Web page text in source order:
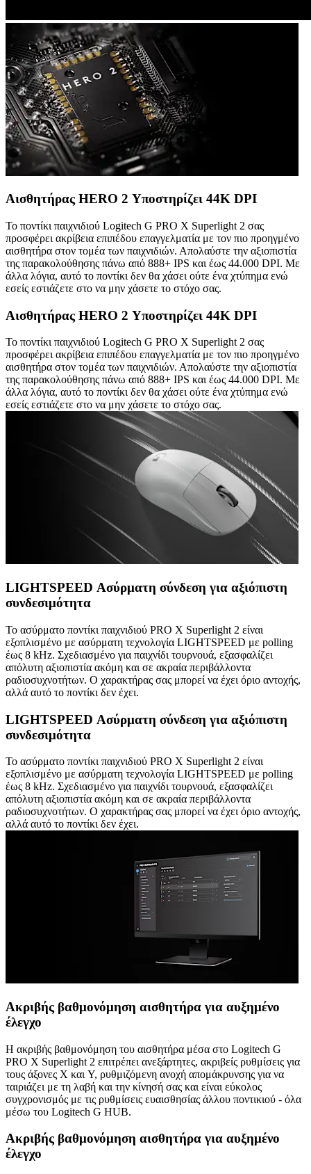
Αισθητήρας HERO 2 Υποστηρίζει 44K DPI
Το ποντίκι παιχνιδιού Logitech G PRO X Superlight 2 σας
προσφέρει ακρίβεια επιπέδου επαγγελματία με τον πιο προηγμένο
αισθητήρα στον τομέα των παιχνιδιών. Απολαύστε την αξιοπιστία
της παρακολούθησης πάνω από 888+ IPS και έως 44.000 DPI. Με
άλλα λόγια, αυτό το ποντίκι δεν θα χάσει ούτε ένα χτύπημα ενώ
εσείς εστιάζετε στο να μην χάσετε το στόχο σας.
Αισθητήρας HERO 2 Υποστηρίζει 44K DPI
Το ποντίκι παιχνιδιού Logitech G PRO X Superlight 2 σας
προσφέρει ακρίβεια επιπέδου επαγγελματία με τον πιο προηγμένο
αισθητήρα στον τομέα των παιχνιδιών. Απολαύστε την αξιοπιστία
της παρακολούθησης πάνω από 888+ IPS και έως 44.000 DPI. Με
άλλα λόγια, αυτό το ποντίκι δεν θα χάσει ούτε ένα χτύπημα ενώ
εσείς εστιάζετε στο να μην χάσετε το στόχο σας.
LIGHTSPEED Ασύρματη σύνδεση για αξιόπιστη
συνδεσιμότητα
Το ασύρματο ποντίκι παιχνιδιού PRO X Superlight 2 είναι
εξοπλισμένο με ασύρματη τεχνολογία LIGHTSPEED με polling
έως 8 kHz. Σχεδιασμένο για παιχνίδι τουρνουά, εξασφαλίζει
απόλυτη αξιοπιστία ακόμη και σε ακραία περιβάλλοντα
ραδιοσυχνοτήτων. Ο χαρακτήρας σας μπορεί να έχει όριο αντοχής,
αλλά αυτό το ποντίκι δεν έχει.
LIGHTSPEED Ασύρματη σύνδεση για αξιόπιστη
συνδεσιμότητα
Το ασύρματο ποντίκι παιχνιδιού PRO X Superlight 2 είναι
εξοπλισμένο με ασύρματη τεχνολογία LIGHTSPEED με polling
έως 8 kHz. Σχεδιασμένο για παιχνίδι τουρνουά, εξασφαλίζει
απόλυτη αξιοπιστία ακόμη και σε ακραία περιβάλλοντα
ραδιοσυχνοτήτων. Ο χαρακτήρας σας μπορεί να έχει όριο αντοχής,
αλλά αυτό το ποντίκι δεν έχει.
Ακριβής βαθμονόμηση αισθητήρα για αυξημένο
έλεγχο
Η ακριβής βαθμονόμηση του αισθητήρα μέσα στο Logitech G
PRO X Superlight 2 επιτρέπει ανεξάρτητες, ακριβείς ρυθμίσεις για
τους άξονες X και Y, ρυθμιζόμενη ανοχή απομάκρυνσης για να
ταιριάζει με τη λαβή και την κίνησή σας και είναι εύκολος
συγχρονισμός με τις ρυθμίσεις ευαισθησίας άλλου ποντικιού - όλα
μέσω του Logitech G HUB.
Ακριβής βαθμονόμηση αισθητήρα για αυξημένο
έλεγχο